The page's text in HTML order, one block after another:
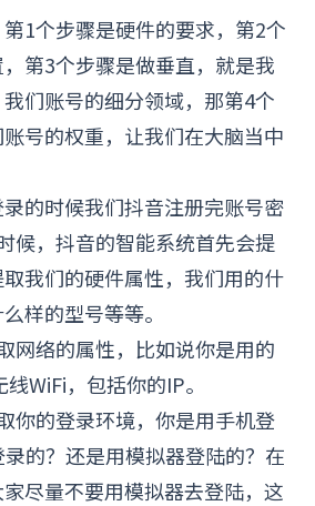
1个步骤是硬件的要求，第2个
第3个步骤是做垂直，就是我
们账号的细分领域，那第4个
号的权重，让我们在大脑当中
的时候我们抖音注册完账号密
候，抖音的智能系统首先会提
我们的硬件属性，我们用的什
样的型号等等。
网络的属性，比如说你是用的
线WiFi，包括你的IP。
你的登录环境，你是用手机登
录的？还是用模拟器登陆的？在
尽量不要用模拟器去登陆，这